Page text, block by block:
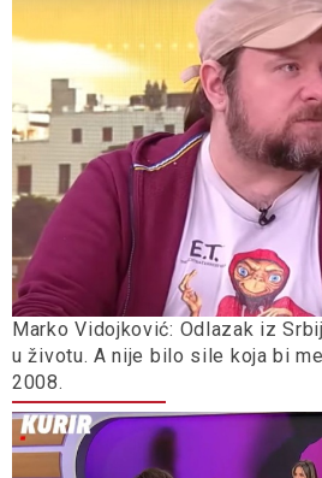
Marko Vidojković: Odlazak iz
u životu. A nije bilo sile koja bi
2008.